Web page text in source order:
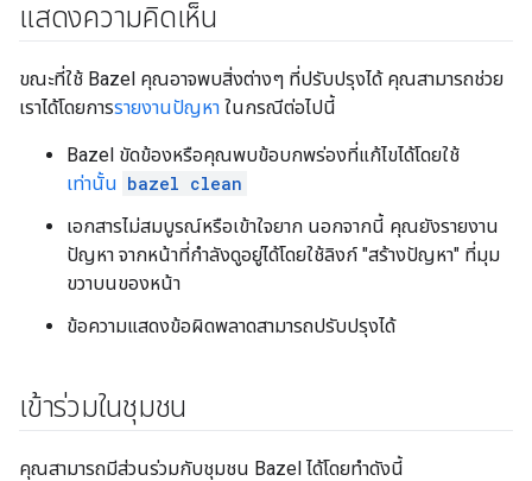
แสดงความคิดเห็น
ขณะที่ใช้ Bazel คุณอาจพบสิ่งต่างๆ ที่ปรับปรุงได้ คุณสามารถช่วย
เราได้โดยการรายงานปัญหา ในกรณีต่อไปนี้
Bazel ขัดข้องหรือคุณพบข้อบกพร่องที่แก้ไขได้โดยใช้
เท่านั้น bazel clean
เอกสารไม่สมบูรณ์หรือเข้าใจยาก นอกจากนี้ คุณยังรายงาน
ปัญหา จากหน้าที่กำลังดูอยู่ได้โดยใช้ลิงก์ "สร้างปัญหา" ที่มุม
ขวาบนของหน้า
ข้อความแสดงข้อผิดพลาดสามารถปรับปรุงได้
เข้าร่วมในชุมชน
คุณสามารถมีส่วนร่วมกับชุมชน Bazel ได้โดยทำดังนี้